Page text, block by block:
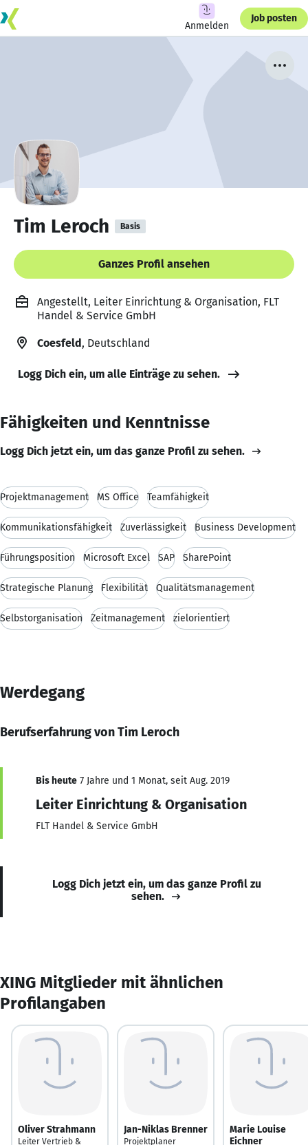
Anmelden
Job posten
Tim Leroch Basis
Ganzes Profil ansehen
Angestellt, Leiter Einrichtung & Organisation, FLT
Handel & Service GmbH
Coesfeld, Deutschland
Logg Dich ein, um alle Einträge zu sehen.
Fähigkeiten und Kenntnisse
Logg Dich jetzt ein, um das ganze Profil zu sehen.
Projektmanagement MS Office Teamfähigkeit
Kommunikationsfähigkeit Zuverlässigkeit Business Development
Führungsposition Microsoft Excel SAP SharePoint
Strategische Planung Flexibilität Qualitätsmanagement
Selbstorganisation Zeitmanagement zielorientiert
Werdegang
Berufserfahrung von Tim Leroch
Bis heute 7 Jahre und 1 Monat, seit Aug. 2019
Leiter Einrichtung & Organisation
FLT Handel & Service GmbH
Logg Dich jetzt ein, um das ganze Profil zu
sehen.
XING Mitglieder mit ähnlichen
Profilangaben
Oliver Strahmann
Leiter Vertrieb &
Jan-Niklas Brenner
Projektplaner
Marie Louise
Eichner